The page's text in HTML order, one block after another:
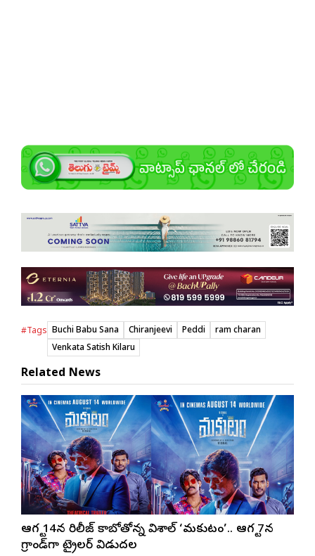
#Tags Buchi Babu Sana Chiranjeevi Peddi
ram charan
Venkata Satish Kilaru
Related News
ఆగస్ట్ 14న రిలీజ్ కాబోతోన్న విశాల్ ‘మకుటం’.. ఆగస్ట్ 7న
గ్రాండ్‌గా ట్రైలర్ విడుదల